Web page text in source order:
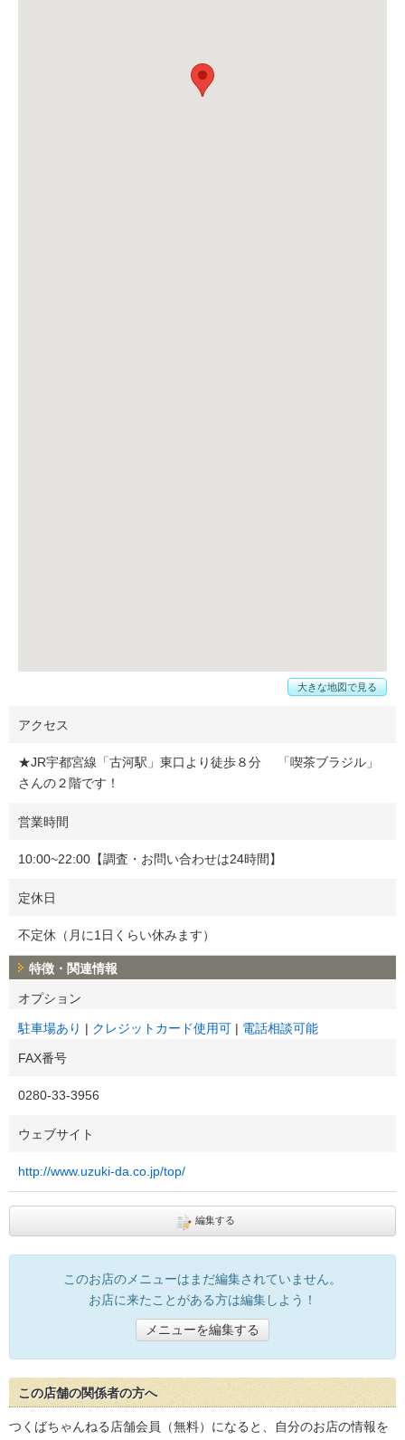
大きな地図で見る
アクセス
★JR宇都宮線「古河駅」東口より徒歩８分 「喫茶ブラジル」
さんの２階です！
営業時間
10:00~22:00【調査・お問い合わせは24時間】
定休日
不定休（月に1日くらい休みます）
特徴・関連情報
オプション
駐車場あり クレジットカード使用可 電話相談可能
FAX番号
0280-33-3956
ウェブサイト
http://www.uzuki-da.co.jp/top/
編集する
このお店のメニューはまだ編集されていません。
お店に来たことがある方は編集しよう！
メニューを編集する
この店舗の関係者の方へ
つくばちゃんねる店舗会員（無料）になると、自分のお店の情報を